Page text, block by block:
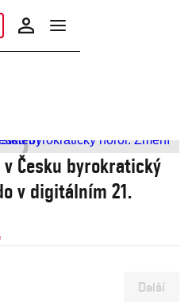
Česku byrokratický
v digitálním 21.
Další